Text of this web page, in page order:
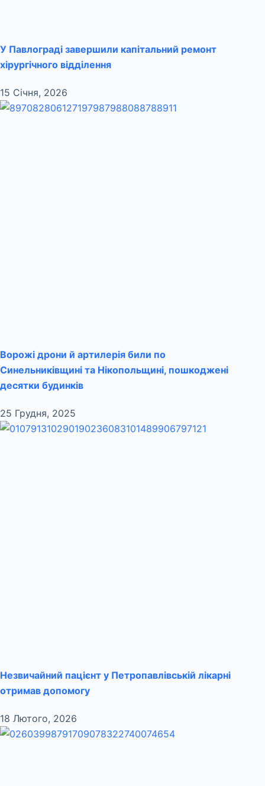
У Павлограді завершили капітальний ремонт
хірургічного відділення
15 Січня, 2026
Ворожі дрони й артилерія били по
Синельниківщині та Нікопольщині, пошкоджені
десятки будинків
25 Грудня, 2025
Незвичайний пацієнт у Петропавлівській лікарні
отримав допомогу
18 Лютого, 2026